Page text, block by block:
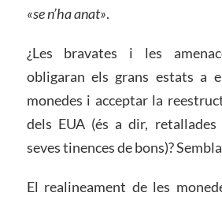
«se n’ha anat».
¿Les bravates i les
obligaran els grans estats a
monedes i acceptar la
dels EUA (és a dir, retallades
seves tinences de bons)?
El realineament de les